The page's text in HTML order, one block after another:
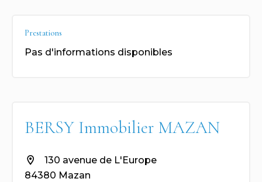
Prestations
Pas d'informations disponibles
BERSY Immobilier MAZAN
130 avenue de L'Europe
84380 Mazan